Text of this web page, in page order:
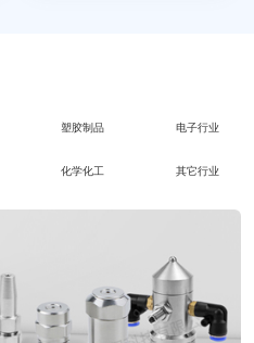
塑胶制品 电子行业
化学化工 其它行业